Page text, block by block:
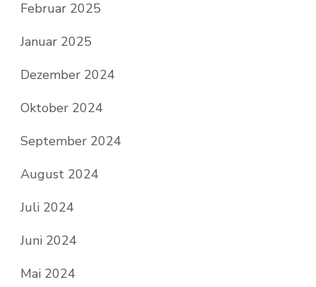
Februar 2025
Januar 2025
Dezember 2024
Oktober 2024
September 2024
August 2024
Juli 2024
Juni 2024
Mai 2024